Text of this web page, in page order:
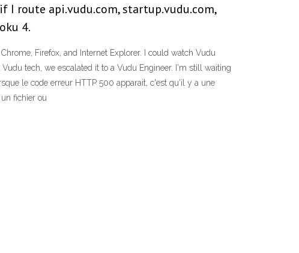
route api.vudu.com, startup.vudu.com,
4.
Firefox, and Internet Explorer. I could watch Vudu
tech, we escalated it to a Vudu Engineer. I'm still waiting
le code erreur HTTP 500 apparait, c'est qu'il y a une
fichier ou